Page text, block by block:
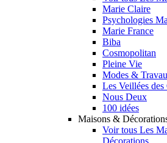
Marie Claire
Psychologies
Marie France
Biba
Cosmopolitan
Pleine Vie
Modes &
Les Veillées des
Nous Deux
100 idées
Maisons &
Voir tous Les
Décorations